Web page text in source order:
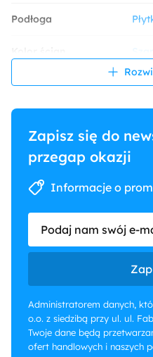
Podłoga
Dekoracja i
Zapisz się do
przegap okazji
Informacje o
Podaj nam swój e-
Administratorem danych,
o.o. z siedzibą przy ul. ul.
Twoje dane będą
ofert handlowych i naszych